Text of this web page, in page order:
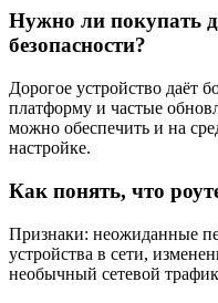
Нужно ли покупать
безопасности?
Дорогое устройство даёт
платформу и частые
можно обеспечить и на
настройке.
Как понять, что
Признаки: неожиданные
устройства в сети,
необычный сетевой